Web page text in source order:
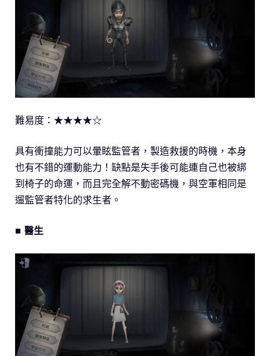
難易度：★★★★☆
具有衝撞能力可以暈眩監管者，製造救援的時機，本身
也有不錯的運動能力！缺點是失手後可能連自己也被綁
到椅子的命運，而且完全解不動密碼機，與空軍相同是
遛監管者特化的求生者。
■ 醫生